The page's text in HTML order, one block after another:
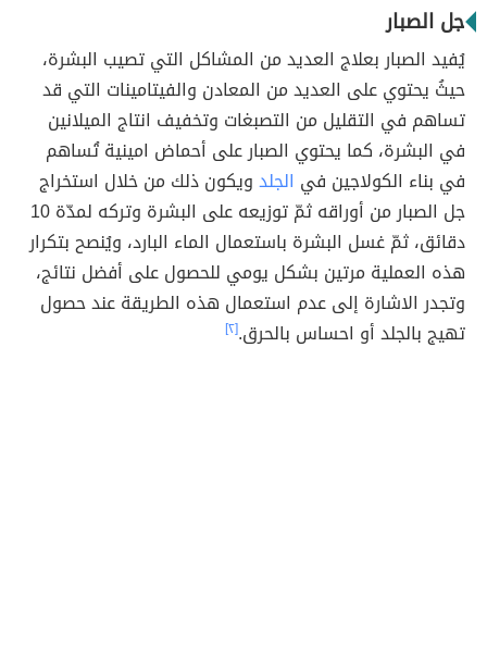
جل الصبار
يُفيد الصبار بعلاج العديد من المشاكل التي تصيب البشرة،
حيثُ يحتوي على العديد من المعادن والفيتامينات التي قد
تساهم في التقليل من التصبغات وتخفيف انتاج الميلانين
في البشرة، كما يحتوي الصبار على أحماض امينية تُساهم
في بناء الكولاجين في الجلدويكون ذلك من خلال استخراج
جل الصبار من أوراقه ثمّ توزيعه على البشرة وتركه لمدّة 10
دقائق، ثمّ غسل البشرة باستعمال الماء البارد، ويُنصح بتكرار
هذه العملية مرتين بشكل يومي للحصول على أفضل نتائج،
وتجدر الاشارة إلى عدم استعمال هذه الطريقة عند حصول
تهيج بالجلد أو احساس بالحرق.[٢]